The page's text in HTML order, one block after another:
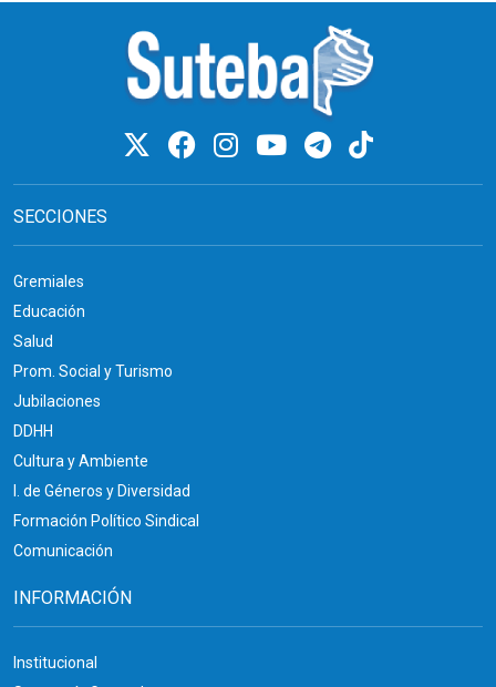
SECCIONES
Gremiales
Educación
Salud
Prom. Social y Turismo
Jubilaciones
DDHH
Cultura y Ambiente
I. de Géneros y Diversidad
Formación Político Sindical
Comunicación
INFORMACIÓN
Institucional